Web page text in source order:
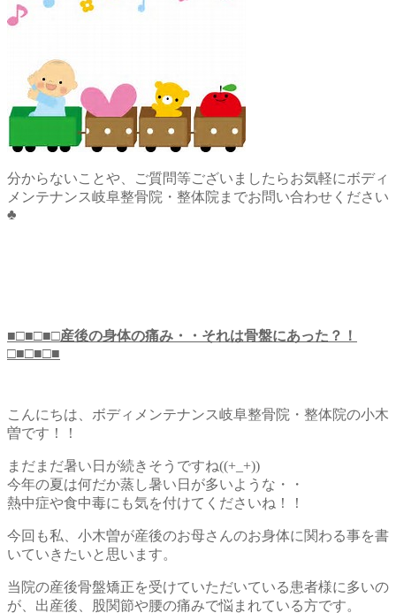
分からないことや、ご質問等ございましたらお気軽にボディ
メンテナンス岐阜整骨院・整体院までお問い合わせください
♣
■□■□■□産後の身体の痛み・・それは骨盤にあった？！
□■□■□■
こんにちは、ボディメンテナンス岐阜整骨院・整体院の小木
曽です！！
まだまだ暑い日が続きそうですね((+_+))
今年の夏は何だか蒸し暑い日が多いような・・
熱中症や食中毒にも気を付けてくださいね！！
今回も私、小木曽が産後のお母さんのお身体に関わる事を書
いていきたいと思います。
当院の産後骨盤矯正を受けていただいている患者様に多いの
が、出産後、股関節や腰の痛みで悩まれている方です。